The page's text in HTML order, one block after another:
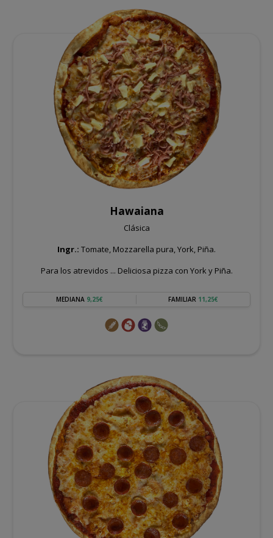
Hawaiana
Clásica
Ingr.: Tomate, Mozzarella pura, York, Piña.
Para los atrevidos ... Deliciosa pizza con York y Piña.
MEDIANA 9,25€ FAMILIAR 11,25€